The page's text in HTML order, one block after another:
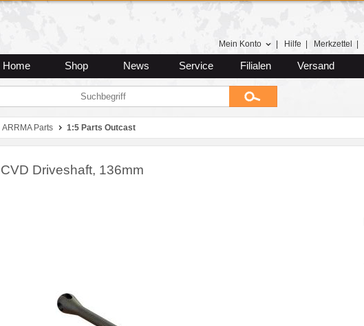
Mein Konto Hilfe Merkzettel
Home Shop News Service Filialen Versand
ARRMA Parts 1:5 Parts Outcast
CVD Driveshaft, 136mm